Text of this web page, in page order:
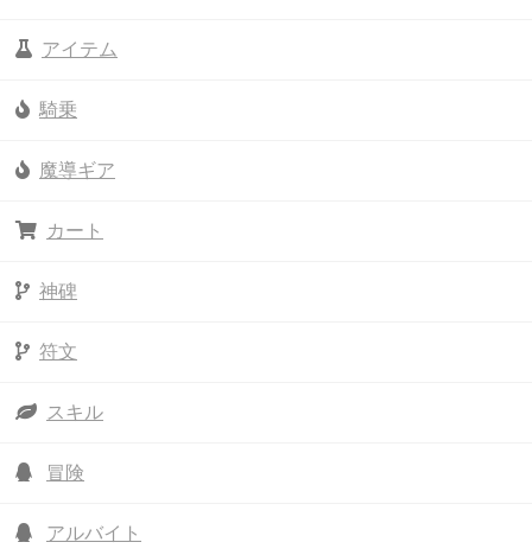
アイテム
騎乗
魔導ギア
カート
神碑
符文
スキル
冒険
アルバイト